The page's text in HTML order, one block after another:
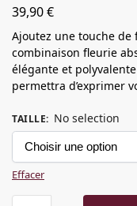
39,90€
Ajoutez une touche de
combinaison fleurie
élégante et
permettra d’exprimer
TAILLE: No selection
Effacer